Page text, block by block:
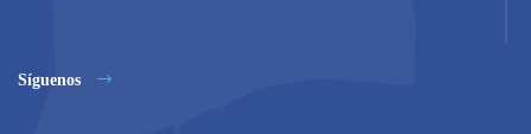
Síguenos